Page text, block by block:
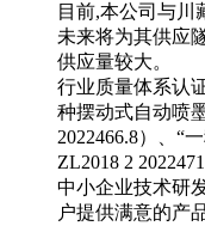
目前,本公司与川
未来将为其供应
供应量较大。
行业质量体系认
种摆动式自动喷
2022466.8）、“
ZL2018 2
中小企业技术研
户提供满意的